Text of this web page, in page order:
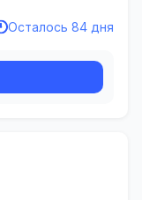
Осталось 84 дня